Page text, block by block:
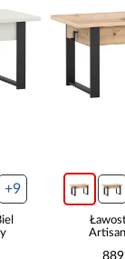
Ławostół Hugo
Artisan/Czarny